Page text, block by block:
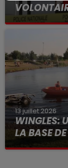
Selon les
13 juillet 2026
WINGLES:
LA BASE
La victime a